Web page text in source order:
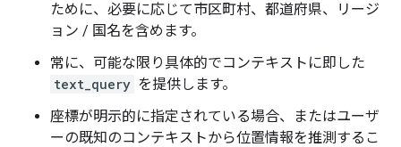
ために、必要に応じて市区町村、都道府県、リージ
ョン / 国名を含めます。
常に、可能な限り具体的でコンテキストに即した
text_query を提供します。
座標が明示的に指定されている場合、またはユーザ
ーの既知のコンテキストから位置情報を推測するこ